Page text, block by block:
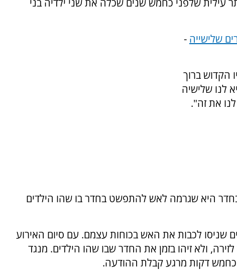
עילית שלפני כחמש שנים שכלה את שני ילדיה בני
שלישייה -
הקדוש ברוך
לנו שלישיה
את זה".
היא שגרמה לאש להתפשט בחדר בו שהו הילדים
שניסו לכבות את האש בכוחות עצמם. עם סיום האירוע
ולא זיהו בזמן את החדר שבו שהו הילדים. מנגד
כחמש דקות מרגע קבלת ההודעה.